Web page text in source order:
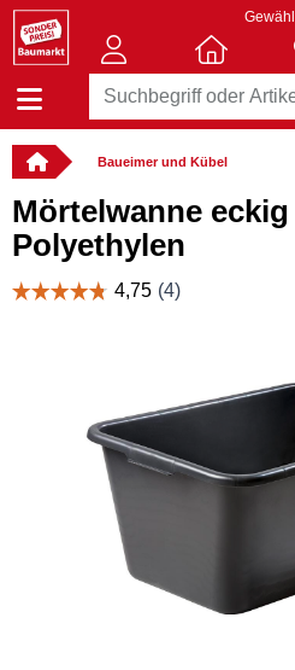
Baueimer und Kübel
Mörtelwanne
Polyethylen